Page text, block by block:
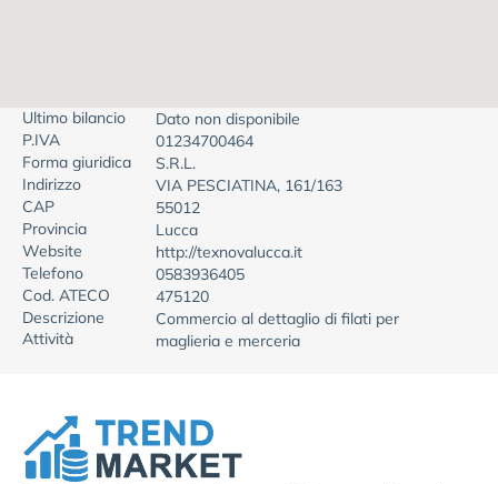
Ultimo bilancio
Dato non disponibile
P.IVA
01234700464
Forma giuridica
S.R.L.
Indirizzo
VIA PESCIATINA, 161/163
CAP
55012
Provincia
Lucca
Website
http://texnovalucca.it
Telefono
0583936405
Cod. ATECO
475120
Descrizione
Attività
Commercio al dettaglio di filati per
maglieria e merceria